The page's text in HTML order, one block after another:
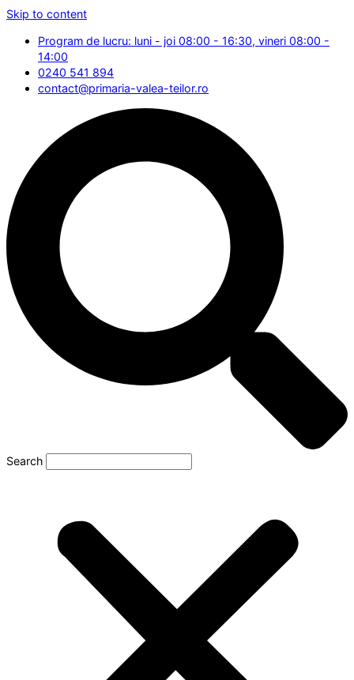
Skip to content
Program de lucru: luni - joi 08:00 - 16:30, vineri 08:00 -
14:00
0240 541 894
contact@primaria-valea-teilor.ro
Search